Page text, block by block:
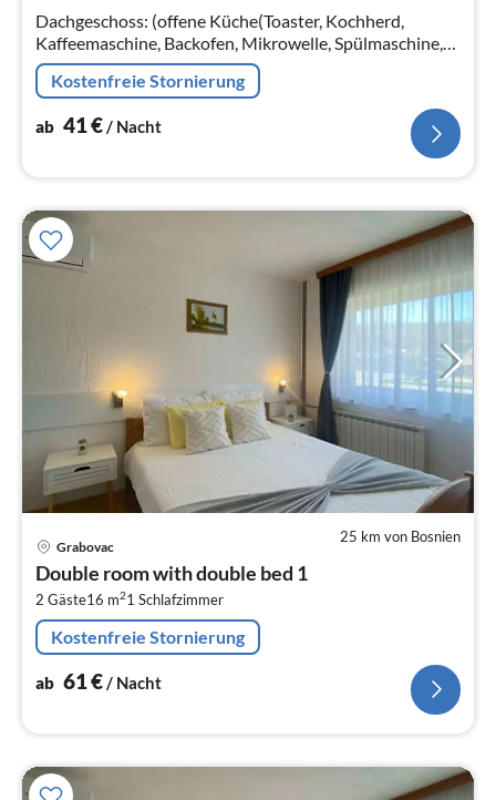
Dachgeschoss: (offene Küche(Toaster, Kochherd,
Kaffeemaschine, Backofen, Mikrowelle, Spülmaschine,
Kühlschrank, Tiefkühlschrank)
Kostenfreie Stornierung
ab 41€/ Nacht
25 km von Bosnien
Grabovac
Double room with double bed 1
2 Gäste16 m21 Schlafzimmer
Kostenfreie Stornierung
ab 61€ / Nacht